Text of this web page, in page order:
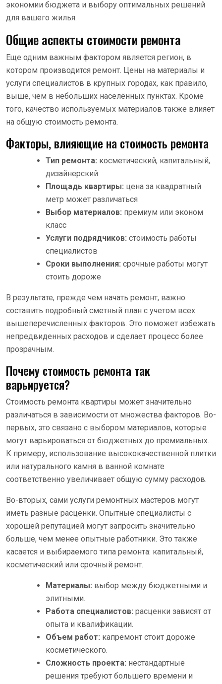
экономии бюджета и выбору оптимальных решений
для вашего жилья.
Общие аспекты стоимости ремонта
Еще одним важным фактором является регион, в
котором производится ремонт. Цены на материалы и
услуги специалистов в крупных городах, как правило,
выше, чем в небольших населённых пунктах. Кроме
того, качество используемых материалов также влияет
на общую стоимость ремонта.
Факторы, влияющие на стоимость ремонта
Тип ремонта: косметический, капитальный,
дизайнерский
Площадь квартиры: цена за квадратный
метр может различаться
Выбор материалов: премиум или эконом
класс
Услуги подрядчиков: стоимость работы
специалистов
Сроки выполнения: срочные работы могут
стоить дороже
В результате, прежде чем начать ремонт, важно
составить подробный сметный план с учетом всех
вышеперечисленных факторов. Это поможет избежать
непредвиденных расходов и сделает процесс более
прозрачным.
Почему стоимость ремонта так
варьируется?
Стоимость ремонта квартиры может значительно
различаться в зависимости от множества факторов. Во-
первых, это связано с выбором материалов, которые
могут варьироваться от бюджетных до премиальных.
К примеру, использование высококачественной плитки
или натурального камня в ванной комнате
соответственно увеличивает общую сумму расходов.
Во-вторых, сами услуги ремонтных мастеров могут
иметь разные расценки. Опытные специалисты с
хорошей репутацией могут запросить значительно
больше, чем менее опытные работники. Это также
касается и выбираемого типа ремонта: капитальный,
косметический или срочный ремонт.
Материалы: выбор между бюджетными и
элитными.
Работа специалистов: расценки зависят от
опыта и квалификации.
Объем работ: капремонт стоит дороже
косметического.
Сложность проекта: нестандартные
решения требуют большего времени и